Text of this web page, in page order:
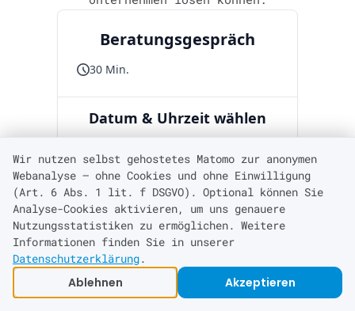
Wir nutzen selbst gehostetes Matomo zur anonymen
Webanalyse — ohne Cookies und ohne Einwilligung
(Art. 6 Abs. 1 lit. f DSGVO). Optional können Sie
Analyse-Cookies aktivieren, um uns genauere
Nutzungsstatistiken zu ermöglichen. Weitere
Informationen finden Sie in unserer
Datenschutzerklärung.
Ablehnen Akzeptieren